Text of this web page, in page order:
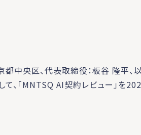
中央区、代表取締役：板谷 隆平、以
て、「MNTSQ AI契約レビュー」を